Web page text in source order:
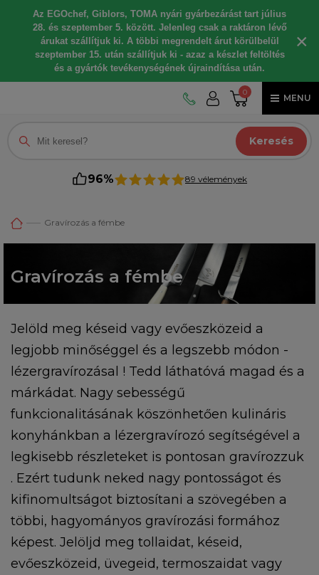
Az EGOchef, Giblors, TOMA nyári gyárbezárást tart július
28. és szeptember 5. között. Jelenleg csak a raktáron lévő
árukat szállítjuk ki. A többi megrendelt árut körülbelül
szeptember 15. után szállítjuk ki - azaz a készlet feltöltés
és a gyártók tevékenységének újraindítása után.
×
0
MENU
Keresés
96% 89 vélemények
Gravírozás a fémbe
Gravírozás a fémbe
Jelöld meg késeid vagy evőeszközeid a
legjobb minőséggel és a legszebb módon -
lézergravírozásal ! Tedd láthatóvá magad és a
márkádat. Nagy sebességű
funkcionalitásának köszönhetően kulináris
konyhánkban a lézergravírozó segítségével a
legkisebb részleteket is pontosan gravírozzuk
. Ezért tudunk neked nagy pontosságot és
kifinomultságot biztosítani a szövegében a
többi, hagyományos gravírozási formához
képest. Jelöljd meg tollaidat, késeid,
evőeszközeid, üvegeid, termoszaidat vagy